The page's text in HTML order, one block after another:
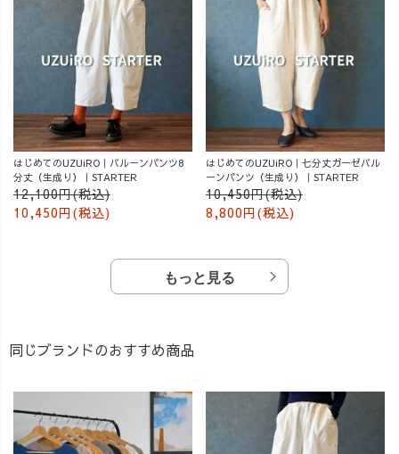
はじめてのUZUiRO｜バルーンパンツ8
分丈（生成り）｜STARTER
12,100円(税込)
10,450円(税込)
はじめてのUZUiRO｜七分丈ガーゼバル
ーンパンツ（生成り）｜STARTER
10,450円(税込)
8,800円(税込)
もっと見る
同じブランドのおすすめ商品